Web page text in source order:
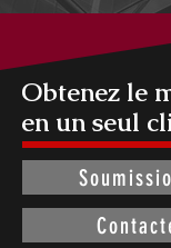
Obtenez le
en un seul